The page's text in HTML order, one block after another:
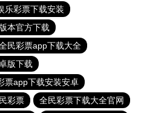
乐彩票下载安装
本官方下载
民彩票app下载大全
版下载
票app下载安装安卓
彩票 全民彩票下载大全官网